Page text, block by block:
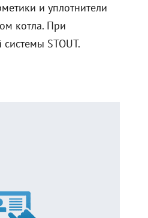
и уплотнители
котла. При
STOUT.